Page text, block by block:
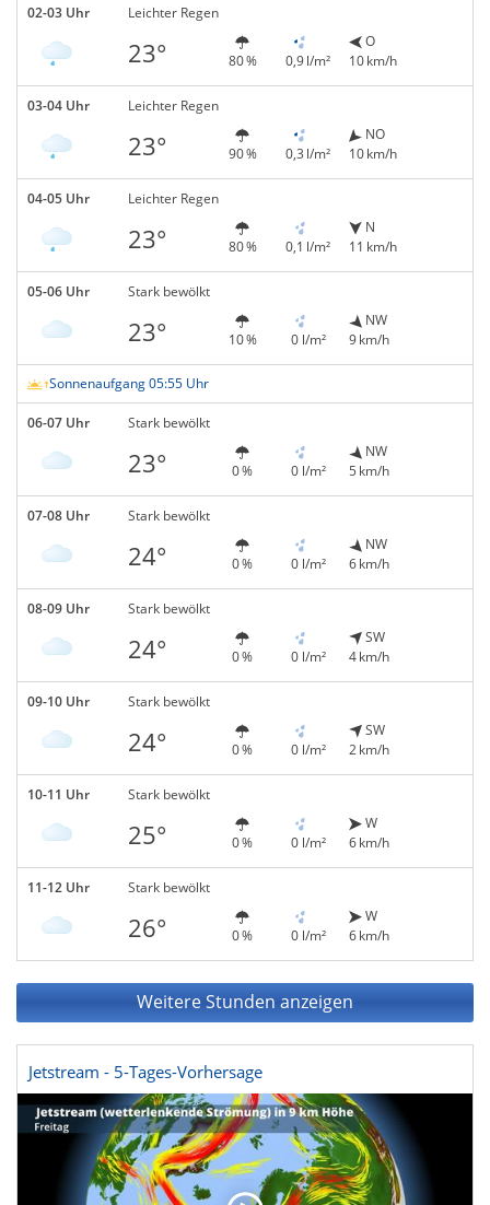
02-03 Uhr Leichter Regen
23° 80 % 0,9 l/m²
O
10 km/h
03-04 Uhr Leichter Regen
23° 90 % 0,3 l/m²
NO
10 km/h
04-05 Uhr Leichter Regen
23° 80 % 0,1 l/m²
N
11 km/h
05-06 Uhr Stark bewölkt
23° 10 % 0 l/m²
NW
9 km/h
Sonnenaufgang 05:55 Uhr
06-07 Uhr Stark bewölkt
23° 0 % 0 l/m²
NW
5 km/h
07-08 Uhr Stark bewölkt
24° 0 % 0 l/m²
NW
6 km/h
08-09 Uhr Stark bewölkt
24° 0 % 0 l/m²
SW
4 km/h
09-10 Uhr Stark bewölkt
24° 0 % 0 l/m²
SW
2 km/h
10-11 Uhr Stark bewölkt
25° 0 % 0 l/m²
W
6 km/h
11-12 Uhr Stark bewölkt
26° 0 % 0 l/m²
W
6 km/h
Weitere Stunden anzeigen
Jetstream - 5-Tages-Vorhersage